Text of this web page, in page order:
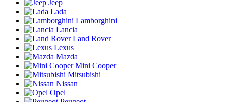
Jeep
Lada
Lamborghini
Lancia
Land Rover
Lexus
Mazda
Mini Cooper
Mitsubishi
Nissan
Opel